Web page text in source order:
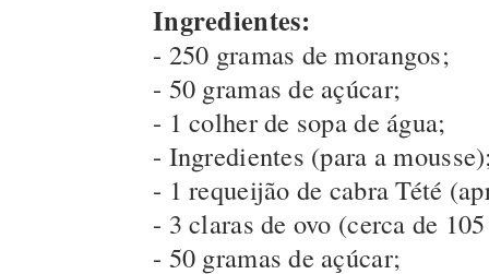
Ingredientes:
- 250 gramas de morangos;
- 50 gramas de açúcar;
- 1 colher de sopa de água;
- Ingredientes (para a
- 1 requeijão de cabra Tété
- 3 claras de ovo (cerca de
- 50 gramas de açúcar;